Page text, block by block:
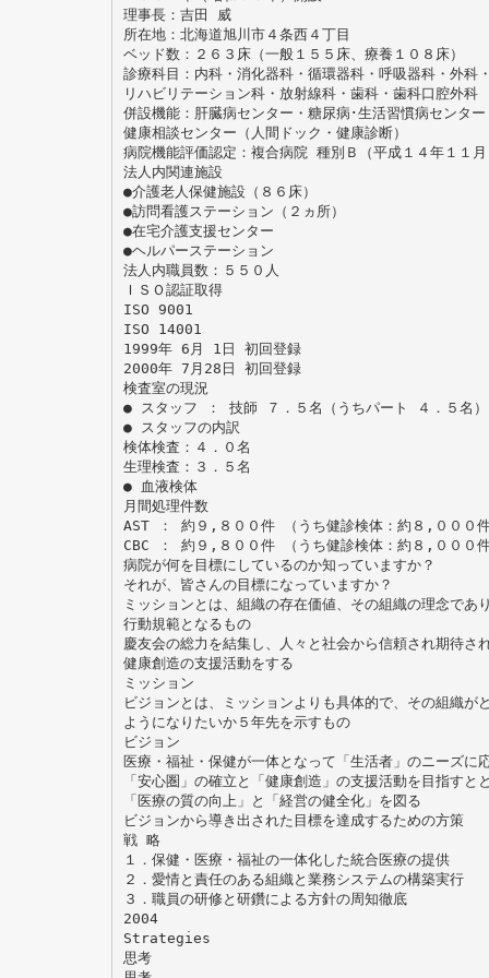
理事長：吉田 威
所在地：北海道旭川市４条西４丁目
ベッド数：２６３床（一般１５５床、療養１０８床）
診療科目：内科・消化器科・循環器科・呼吸器科・外科
リハビリテーション科・放射線科・歯科・歯科口腔外科
併設機能：肝臓病センター・糖尿病･生活習慣病センター
健康相談センター（人間ドック・健康診断）
病院機能評価認定：複合病院 種別Ｂ（平成１４年１１月
法人内関連施設
●介護老人保健施設（８６床）
●訪問看護ステーション（２ヵ所）
●在宅介護支援センター
●ヘルパーステーション
法人内職員数：５５０人
ＩＳＯ認証取得
ISO 9001
ISO 14001
1999年 6月 1日 初回登録
2000年 7月28日 初回登録
検査室の現況
● スタッフ ： 技師 ７．５名（うちパート ４．５名）
● スタッフの内訳
検体検査：４．０名
生理検査：３．５名
● 血液検体
月間処理件数
AST ： 約９,８００件 （うち健診検体：約８,０００件
CBC ： 約９,８００件 （うち健診検体：約８,０００件
病院が何を目標にしているのか知っていますか？
それが、皆さんの目標になっていますか？
ミッションとは、組織の存在価値、その組織の理念であり
行動規範となるもの
慶友会の総力を結集し、人々と社会から信頼され期待さ
健康創造の支援活動をする
ミッション
ビジョンとは、ミッションよりも具体的で、その組織が
ようになりたいか５年先を示すもの
ビジョン
医療・福祉・保健が一体となって「生活者」のニーズに応
「安心圏」の確立と「健康創造」の支援活動を目指すとと
「医療の質の向上」と「経営の健全化」を図る
ビジョンから導き出された目標を達成するための方策
戦 略
１．保健・医療・福祉の一体化した統合医療の提供
２．愛情と責任のある組織と業務システムの構築実行
３．職員の研修と研鑽による方針の周知徹底
2004
Strategies
思考